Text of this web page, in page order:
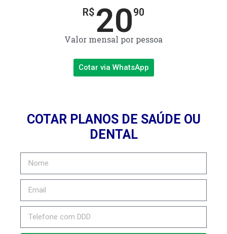
R$ 2090
Valor mensal por pessoa
Cotar via WhatsApp
COTAR PLANOS DE SAÚDE OU
DENTAL